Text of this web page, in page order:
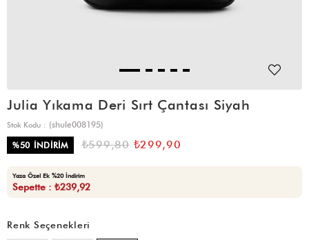
Julia Yıkama Deri Sırt Çantası Siyah
Stok Kodu
(shule008195)
%50 İNDIRIM ₺599,80 ₺299,90
Yaza Özel Ek %20 İndirim
Sepette : ₺239,92
Renk Seçenekleri